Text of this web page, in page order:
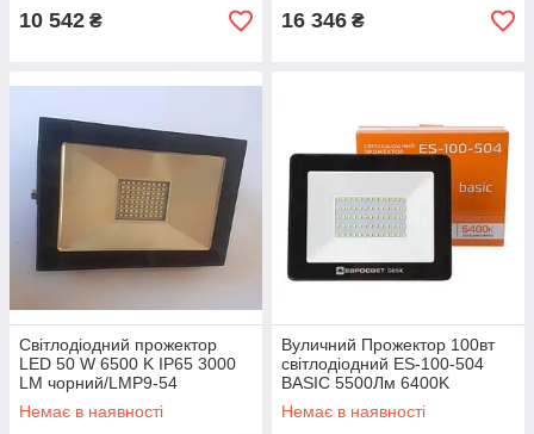
10 542 ₴ 16 346 ₴
Світлодіодний прожектор
LED 50 W 6500 K IP65 3000
LM чорний/LMP9-54
Немає в наявності
Вуличний Прожектор 100вт
світлодіодний ES-100-504
BASIC 5500Лм 6400K
Немає в наявності